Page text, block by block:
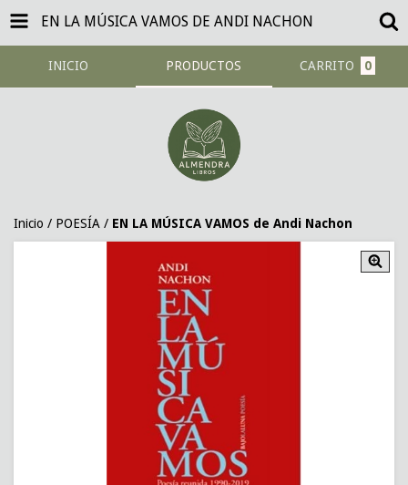
EN LA MÚSICA VAMOS DE ANDI NACHON
INICIO PRODUCTOS CARRITO 0
Inicio / POESÍA / EN LA MÚSICA VAMOS de Andi Nachon